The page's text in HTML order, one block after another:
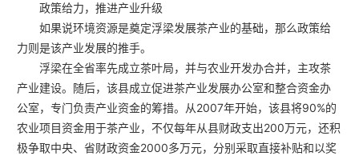
政策给力，推进产业升级
如果说环境资源是奠定浮梁发展茶产业的基础，那么政策给
力则是该产业发展的推手。
浮梁在全省率先成立茶叶局，并与农业开发办合并，主攻茶
产业建设。随后，该县成立促进茶产业发展办公室和整合资金办
公室，专门负责产业资金的筹措。从2007年开始，该县将90%的
农业项目资金用于茶产业，不仅每年从县财政支出200万元，还积
极争取中央、省财政资金2000多万元，分别采取直接补贴和以奖